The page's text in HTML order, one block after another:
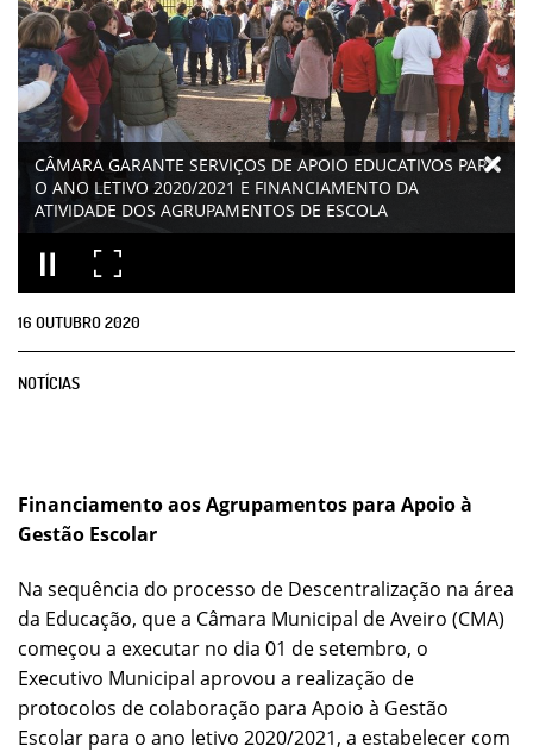
CÂMARA GARANTE SERVIÇOS DE APOIO EDUCATIVOS PARA
O ANO LETIVO 2020/2021 E FINANCIAMENTO DA
ATIVIDADE DOS AGRUPAMENTOS DE ESCOLA
16 OUTUBRO2020
NOTÍCIAS
Financiamento aos Agrupamentos para Apoio à
Gestão Escolar
Na sequência do processo de Descentralização na área
da Educação, que a Câmara Municipal de Aveiro (CMA)
começou a executar no dia 01 de setembro, o
Executivo Municipal aprovou a realização de
protocolos de colaboração para Apoio à Gestão
Escolar para o ano letivo 2020/2021, a estabelecer com